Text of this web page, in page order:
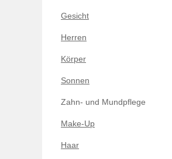
Gesicht
Herren
Körper
Sonnen
Zahn- und Mundpflege
Make-Up
Haar